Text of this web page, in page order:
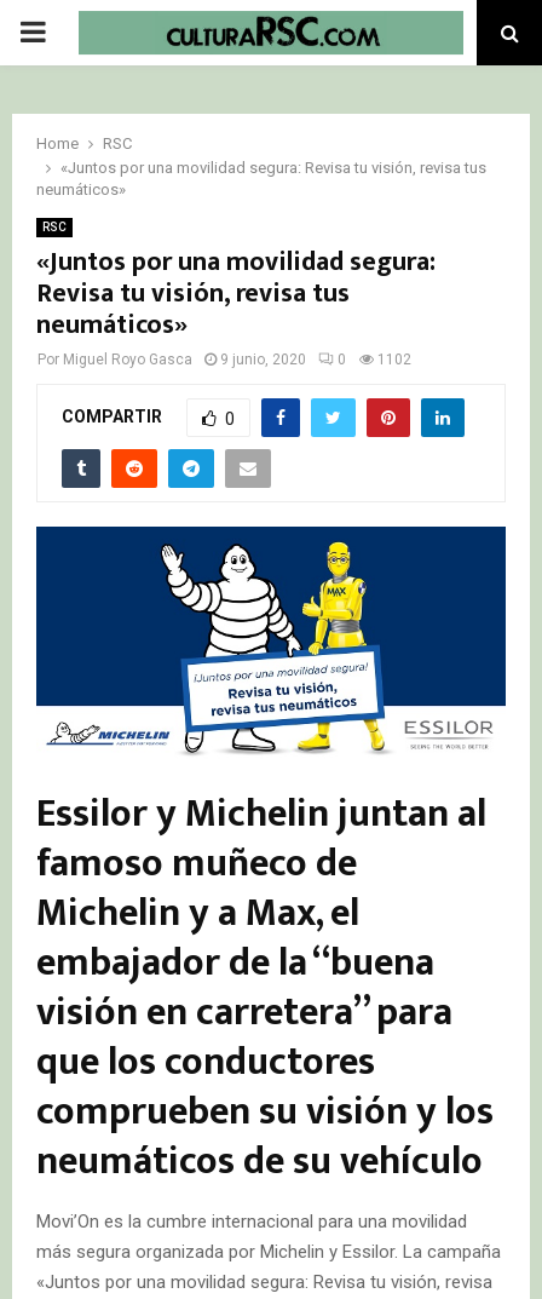
PRIMARY
Home
RSC
«Juntos por una movilidad segura: Revisa tu visión, revisa tus
neumáticos»
RSC
«Juntos por una movilidad segura:
Revisa tu visión, revisa tus
neumáticos»
Por Miguel Royo Gasca 9 junio, 2020 0 1102
COMPARTIR 0
Essilor y Michelin juntan al
famoso muñeco de
Michelin y a Max, el
embajador de la “buena
visión en carretera” para
que los conductores
comprueben su visión y los
neumáticos de su vehículo
Movi’On es la cumbre internacional para una movilidad
más segura organizada por Michelin y Essilor. La campaña
«Juntos por una movilidad segura: Revisa tu visión, revisa